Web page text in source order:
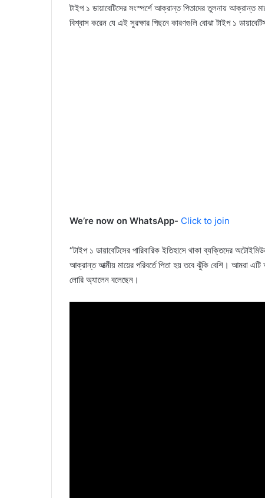
টাইপ ১ ডায়াবেটিসের সংস্পর্শে আক্রান্ত পিতাদের তুলনায় আক্রান্ত
বিশ্বাস করেন যে এই সুরক্ষার পিছনে কারণগুলি বোঝা টাইপ ১
We’re now on WhatsApp- Click to join
“টাইপ ১ ডায়াবেটিসের পারিবারিক ইতিহাসে থাকা ব্যক্তিদের
আক্রান্ত আত্মীয় মায়ের পরিবর্তে পিতা হয় তবে ঝুঁকি বেশি। আমরা
লোরি অ্যালেন বলেছেন।